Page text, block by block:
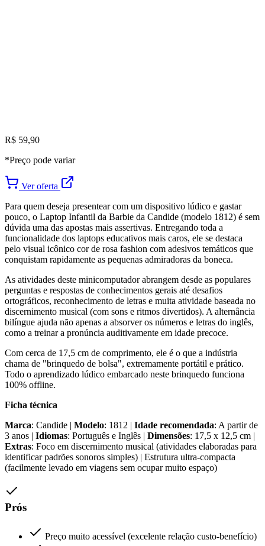
R$ 59,90
*Preço pode variar
Ver oferta
Para quem deseja presentear com um dispositivo lúdico e gastar
pouco, o Laptop Infantil da Barbie da Candide (modelo 1812) é sem
dúvida uma das apostas mais assertivas. Entregando toda a
funcionalidade dos laptops educativos mais caros, ele se destaca
pelo visual icônico cor de rosa fashion com adesivos temáticos que
conquistam rapidamente as pequenas admiradoras da boneca.
As atividades deste minicomputador abrangem desde as populares
perguntas e respostas de conhecimentos gerais até desafios
ortográficos, reconhecimento de letras e muita atividade baseada no
discernimento musical (com sons e ritmos divertidos). A alternância
bilíngue ajuda não apenas a absorver os números e letras do inglês,
como a treinar a pronúncia auditivamente em idade precoce.
Com cerca de 17,5 cm de comprimento, ele é o que a indústria
chama de "brinquedo de bolsa", extremamente portátil e prático.
Todo o aprendizado lúdico embarcado neste brinquedo funciona
100% offline.
Ficha técnica
Marca: Candide | Modelo: 1812 | Idade recomendada: A partir de
3 anos | Idiomas: Português e Inglês | Dimensões: 17,5 x 12,5 cm |
Extras: Foco em discernimento musical (atividades elaboradas para
identificar padrões sonoros simples) | Estrutura ultra-compacta
(facilmente levado em viagens sem ocupar muito espaço)
Prós
Preço muito acessível (excelente relação custo-benefício)